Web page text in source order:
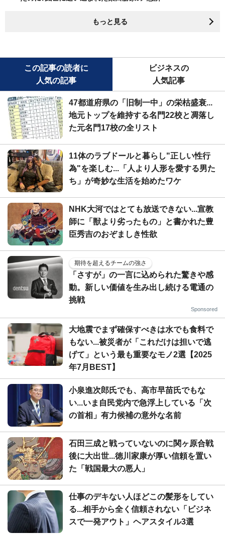
もっと見る
この記事の読者に
人気の記事
ビジネスの
人気記事
47都道府県の「旧制一中」の栄枯盛衰...
地元トップを維持する名門22校と凋落し
た元名門17校の全リスト
11体のラブドールと暮らし"正しい性行
為"を楽しむ...「人より人形を愛する男た
ち」が奇妙な生活を始めたワケ
NHK大河ではとても放送できない...宣教
師に「獣より劣ったもの」と書かれた豊
臣秀吉のおぞましき性欲
期待を超えるチームの強さ
「さすが」の一言に込められた驚きや感
動。新しい価値を生み出し続ける電通の
挑戦
Sponsored
大地震でまず確保すべきは水でも食料で
もない...被災者が「これだけは担いで逃
げて」という最も重要なモノ2選【2025
年7月BEST】
小泉進次郎氏でも、高市早苗氏でもな
い...いま自民党内で急浮上している「次
の首相」有力候補の意外な名前
石田三成と戦っていないのに関ヶ原合戦
後に大出世...徳川家康が厚い信頼を置い
た「戦国最大の悪人」
仕事のデキない人ほどこの髪形をしてい
る...相手から全く信頼されない「ビジネ
スで一発アウト」ヘアスタイル3選